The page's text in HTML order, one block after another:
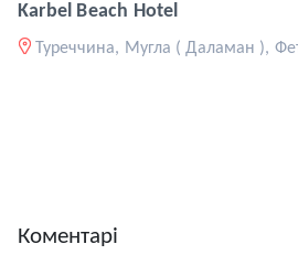
Karbel Beach Hotel
Туреччина, Мугла ( Даламан ),
Коментарі